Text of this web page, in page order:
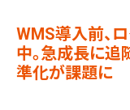
WMS導入前、
中。急成長に追
準化が課題に